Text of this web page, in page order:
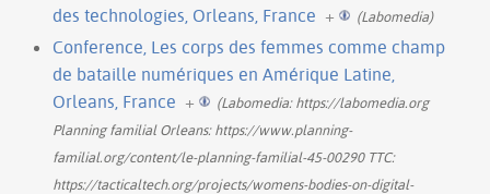
des technologies, Orleans, France + (Labomedia)
Conference, Les corps des femmes comme champ
de bataille numériques en Amérique Latine,
Orleans, France +
(Labomedia: https://labomedia.org
Planning familial Orleans: https://www.planning-
familial.org/content/le-planning-familial-45-00290 TTC:
https://tacticaltech.org/projects/womens-bodies-on-digital-